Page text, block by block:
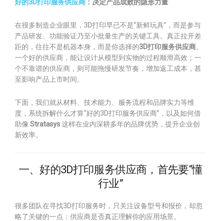
好的3D打印服务供应商 ：决定产品成败的隐形力量
在很多制造企业眼里，3D打印早已不是“新鲜玩具”，而是参与
产品研发、功能验证乃至小批量生产的关键工具。真正拉开差
距的，往往不是机器本身，而是你选择的3D打印服务供应商。
一个好的供应商，能让设计从模型到实物的过程顺滑高效；一
个不靠谱的供应商，则可能拖慢研发节奏，增加返工成本，甚
至影响产品上市时间。
下面，我们就从材料、技术能力、服务流程和品牌实力等维
度，系统拆解什么才算“好的3D打印服务供应商”，以及如何借
助像 Stratasys这样在业内深耕多年的品牌优势，提升企业创
新效率。
一、好的3D打印服务供应商，首先要“懂
行业”
很多团队在寻找3D打印服务时，只关注设备型号和报价，却忽
略了关键的一点：供应商是否真正理解你的应用场景。